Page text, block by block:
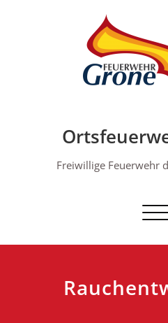
Freiwillige Feuerwehr